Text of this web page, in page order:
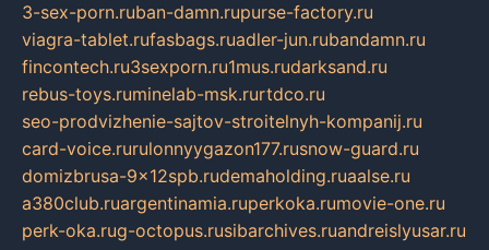
3-sex-porn.ruban-damn.rupurse-factory.ru
viagra-tablet.rufasbags.ruadler-jun.rubandamn.ru
fincontech.ru3sexporn.ru1mus.rudarksand.ru
rebus-toys.ruminelab-msk.rurtdco.ru
seo-prodvizhenie-sajtov-stroitelnyh-kompanij.ru
card-voice.rurulonnyygazon177.rusnow-guard.ru
domizbrusa-9x12spb.rudemaholding.ruaalse.ru
a380club.ruargentinamia.ruperkoka.rumovie-one.ru
perk-oka.rug-octopus.rusibarchives.ruandreislyusar.ru